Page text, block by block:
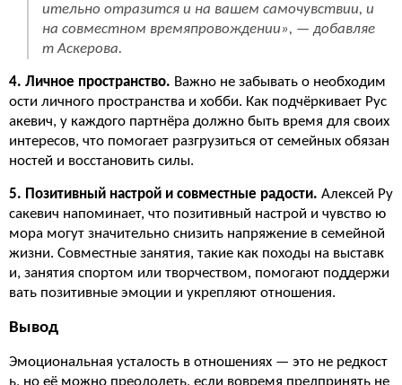
ительно отразится и на вашем самочувствии, и
на совместном времяпровождении», — добавляе
т Аскерова.
4. Личное пространство. Важно не забывать о необходим
ости личного пространства и хобби. Как подчёркивает Рус
акевич, у каждого партнёра должно быть время для своих
интересов, что помогает разгрузиться от семейных обязан
ностей и восстановить силы.
5. Позитивный настрой и совместные радости. Алексей Ру
сакевич напоминает, что позитивный настрой и чувство ю
мора могут значительно снизить напряжение в семейной
жизни. Совместные занятия, такие как походы на выставк
и, занятия спортом или творчеством, помогают поддержи
вать позитивные эмоции и укрепляют отношения.
Вывод
Эмоциональная усталость в отношениях — это не редкост
ь, но её можно преодолеть, если вовремя предпринять не